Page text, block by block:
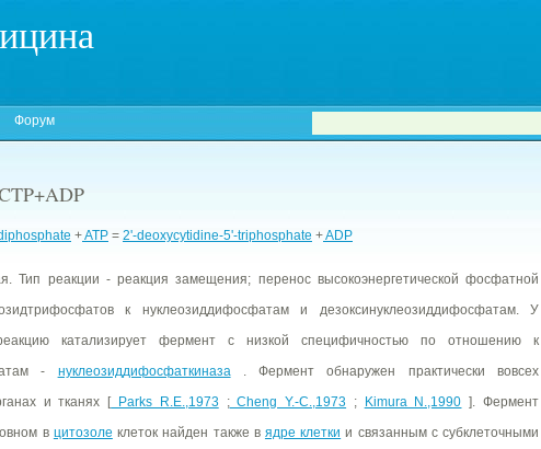
Форум
+ATP = 2'-deoxycytidine-5'-triphosphate +ADP
Тип реакции - реакция замещения; перенос высокоэнергетической фосфатной
к нуклеозиддифосфатам и дезоксинуклеозиддифосфатам. У
катализирует фермент с низкой специфичностью по отношению к
- нуклеозиддифосфаткиназа. Фермент обнаружен практически вовсех
и тканях [Parks R.E.,1973 ;Cheng Y.-C.,1973 ; Kimura N.,1990 ]. Фермент
в цитозоле клеток найден также в ядре клетки и связанным с субклеточными